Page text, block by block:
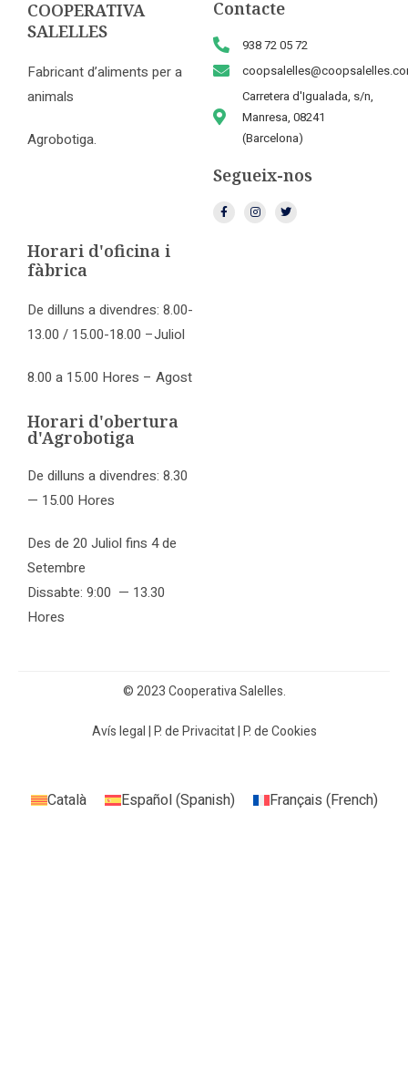
COOPERATIVA
SALELLES
Fabricant d’aliments per a
animals
Agrobotiga.
Contacte
938 72 05 72
Carretera d'Igualada, s/n,
Manresa, 08241
(Barcelona)
Segueix-nos
Horari d'oficina i
fàbrica
De dilluns a divendres: 8.00-
13.00 / 15.00-18.00 –Juliol
8.00 a 15.00 Hores – Agost
Horari d'obertura
d'Agrobotiga
De dilluns a divendres: 8.30
— 15.00 Hores
Des de 20 Juliol fins 4 de
Setembre
Dissabte: 9:00 — 13.30
Hores
© 2023 Cooperativa Salelles.
Avís legal|P. de Privacitat|P. de Cookies
Català Español(Spanish) Français (French)